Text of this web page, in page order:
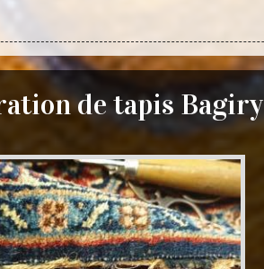
de tapis Bagiry